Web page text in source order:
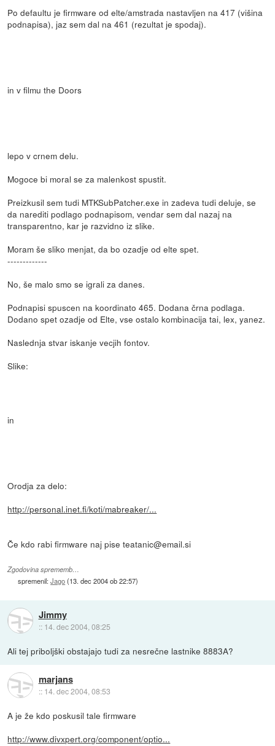
Po defaultu je firmware od elte/amstrada nastavljen na 417 (višina
podnapisa), jaz sem dal na 461 (rezultat je spodaj).
in v filmu the Doors
lepo v crnem delu.
Mogoce bi moral se za malenkost spustit.
Preizkusil sem tudi MTKSubPatcher.exe in zadeva tudi deluje, se
da narediti podlago podnapisom, vendar sem dal nazaj na
transparentno, kar je razvidno iz slike.
Moram še sliko menjat, da bo ozadje od elte spet.
-------------
No, še malo smo se igrali za danes.
Podnapisi spuscen na koordinato 465. Dodana črna podlaga.
Dodano spet ozadje od Elte, vse ostalo kombinacija tai, lex, yanez.
Naslednja stvar iskanje vecjih fontov.
Slike:
in
Orodja za delo:
http://personal.inet.fi/koti/mabreaker/...
Če kdo rabi firmware naj pise teatanic@email.si
Zgodovina sprememb…
spremenil:Jago(13. dec 2004 ob 22:57)
Jimmy
:: 14. dec 2004, 08:25
Ali tej priboljški obstajajo tudi za nesrečne lastnike 8883A?
marjans
:: 14. dec 2004, 08:53
A je že kdo poskusil tale firmware
http://www.divxpert.org/component/optio...